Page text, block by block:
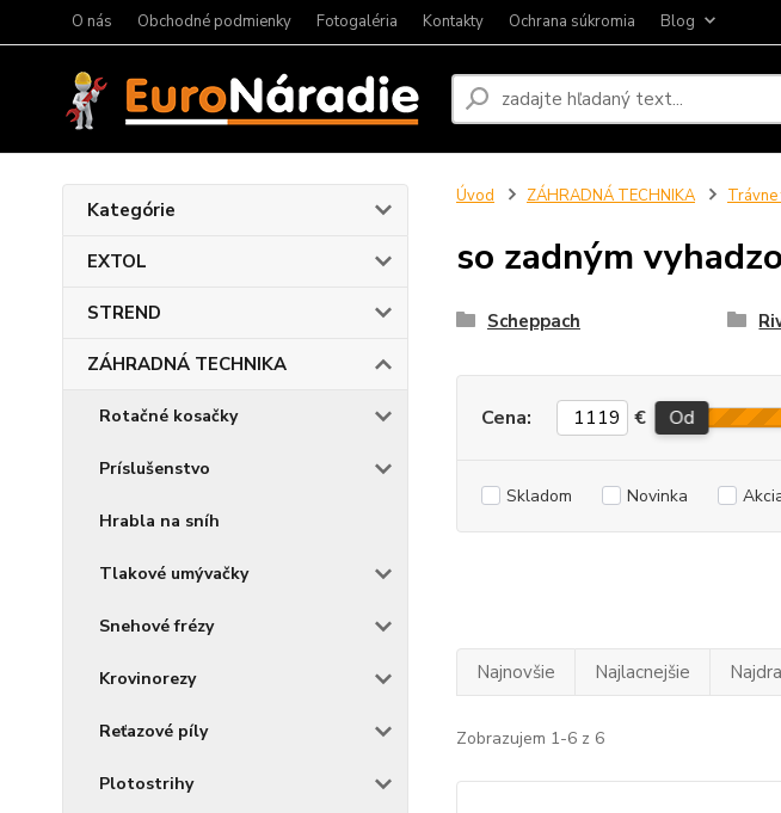
O nás Obchodné podmienky Fotogaléria Kontakty Ochrana súkromia Blog
Kategórie
EXTOL
STREND
ZÁHRADNÁ TECHNIKA
Rotačné kosačky
Príslušenstvo
Hrabla na sníh
Tlakové umývačky
Snehové frézy
Krovinorezy
Reťazové píly
Plotostrihy
Úvod ZÁHRADNÁ TECHNIKA
so zadným
Scheppach
Cena: € Od
Skladom Novinka
Najnovšie Najlacnejšie
Zobrazujem 1-6 z 6